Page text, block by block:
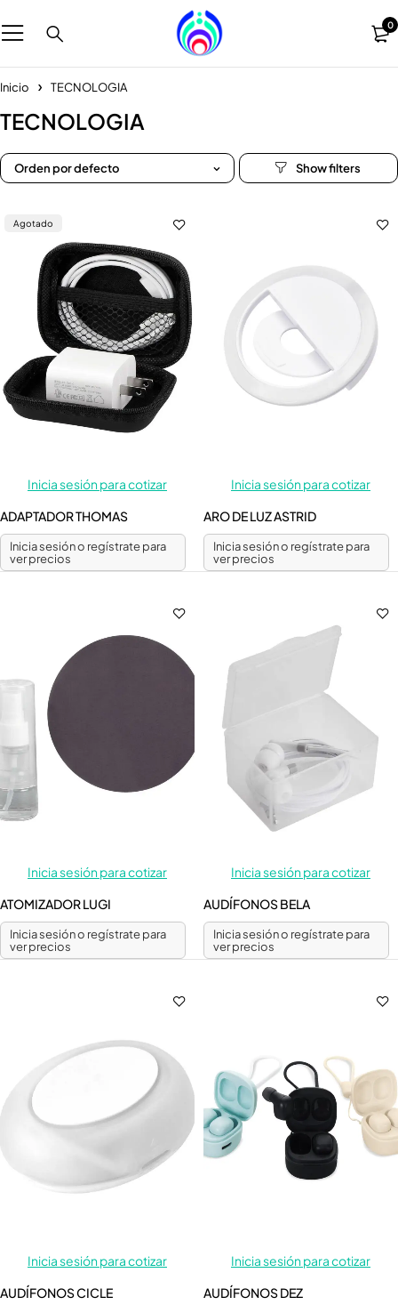
0
Inicio TECNOLOGIA
TECNOLOGIA
Orden por defecto
Agotado
Inicia sesión para cotizar
ADAPTADOR THOMAS
Inicia sesión o regístrate para
ver precios
Inicia sesión para cotizar
ARO DE LUZ ASTRID
Inicia sesión o regístrate para
ver precios
Inicia sesión para cotizar
ATOMIZADOR LUGI
Inicia sesión o regístrate para
ver precios
Inicia sesión para cotizar
AUDÍFONOS BELA
Inicia sesión o regístrate para
ver precios
Inicia sesión para cotizar
AUDÍFONOS CICLE
Inicia sesión para cotizar
AUDÍFONOS DEZ